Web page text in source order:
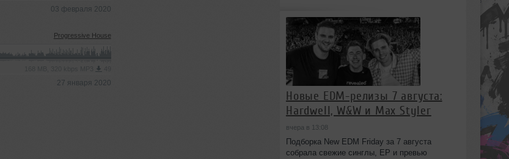
03 февраля 2020
Progressive House
27 января 2020
Новые EDM-релизы 7 августа:
Hardwell, W&W и Max Styler
вчера в 13:08
Подборка New EDM Friday за 7 августа
собрала свежие синглы, EP и превью